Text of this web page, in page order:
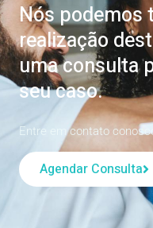
Nós podemos
realização
uma consulta
seu caso.
Entre em contato
Agendar Consulta